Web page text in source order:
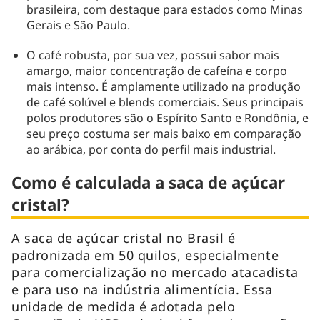
brasileira, com destaque para estados como Minas
Gerais e São Paulo.
O café robusta, por sua vez, possui sabor mais
amargo, maior concentração de cafeína e corpo
mais intenso. É amplamente utilizado na produção
de café solúvel e blends comerciais. Seus principais
polos produtores são o Espírito Santo e Rondônia, e
seu preço costuma ser mais baixo em comparação
ao arábica, por conta do perfil mais industrial.
Como é calculada a saca de açúcar
cristal?
A saca de açúcar cristal no Brasil é
padronizada em 50 quilos, especialmente
para comercialização no mercado atacadista
e para uso na indústria alimentícia. Essa
unidade de medida é adotada pelo